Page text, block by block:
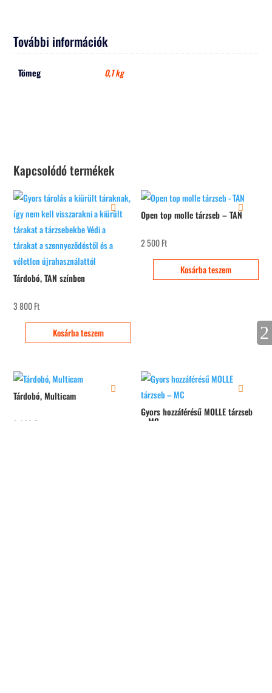
További információk
Tömeg 0,1 kg
Kapcsolódó termékek
Tárdobó, TAN színben
3 800Ft
Kosárba teszem
Open top molle tárzseb – TAN
2 500Ft
Kosárba teszem
Tárdobó, Multicam
3 800 Ft
Gyors hozzáférésű MOLLE tárzseb
– MC